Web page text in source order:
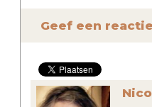
Geef een reactie